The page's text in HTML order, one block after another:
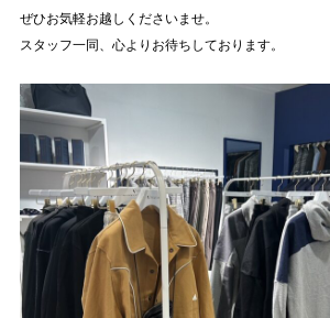
ぜひお気軽お越しくださいませ。
スタッフ一同、心よりお待ちしております。